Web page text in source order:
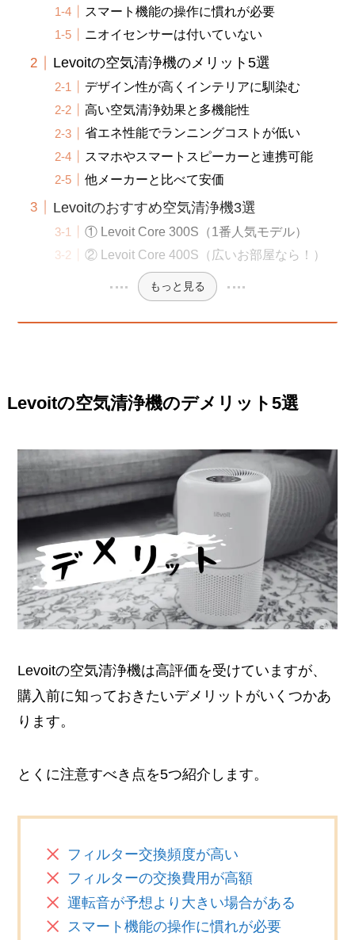
スマート機能の操作に慣れが必要
ニオイセンサーは付いていない
Levoitの空気清浄機のメリット5選
デザイン性が高くインテリアに馴染む
高い空気清浄効果と多機能性
省エネ性能でランニングコストが低い
スマホやスマートスピーカーと連携可能
他メーカーと比べて安価
Levoitのおすすめ空気清浄機3選
① Levoit Core 300S（1番人気モデル）
② Levoit Core 400S（広いお部屋なら！）
もっと見る
Levoitの空気清浄機のデメリット5選
Levoitの空気清浄機は高評価を受けていますが、
購入前に知っておきたいデメリットがいくつかあ
ります。
とくに注意すべき点を5つ紹介します。
フィルター交換頻度が高い
フィルターの交換費用が高額
運転音が予想より大きい場合がある
スマート機能の操作に慣れが必要